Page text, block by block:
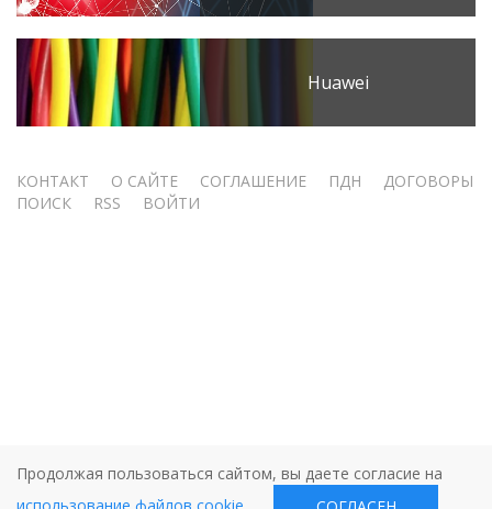
Huawei
Меню
КОНТАКТ О САЙТЕ СОГЛАШЕНИЕ ПДН
ДОГОВОРЫ
ПОИСК
RSS ВОЙТИ
Продолжая пользоваться сайтом, вы даете согласие на